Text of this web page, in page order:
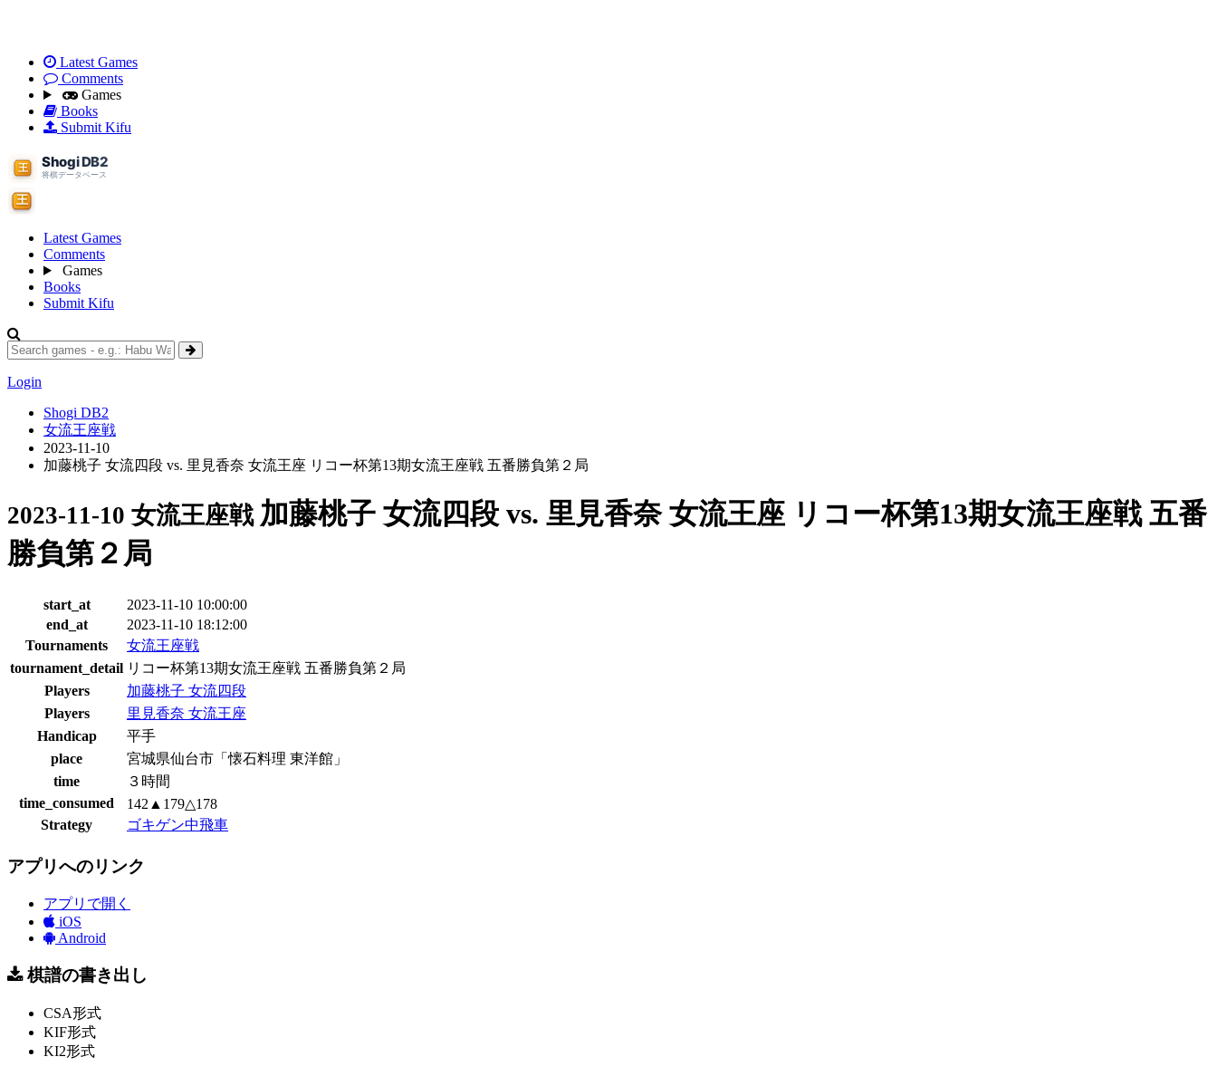
Latest Games
Comments
Games
Books
Submit Kifu
Latest Games
Comments
Games
Books
Submit Kifu
Login
Shogi DB2
女流王座戦
2023-11-10
加藤桃子 女流四段 vs. 里見香奈 女流王座 リコー杯第13期女流王座戦 五番勝負第２局
2023-11-10 女流王座戦 加藤桃子 女流四段 vs. 里見香奈 女流王座 リコー杯第13期女流王座戦 五番
勝負第２局
start_at
2023-11-10 10:00:00
end_at
2023-11-10 18:12:00
Tournaments
女流王座戦
tournament_detail リコー杯第13期女流王座戦 五番勝負第２局
Players
加藤桃子 女流四段
Players
里見香奈 女流王座
Handicap
平手
place
宮城県仙台市「懐石料理 東洋館」
time
３時間
time_consumed
142▲179△178
Strategy
ゴキゲン中飛車
アプリへのリンク
アプリで開く
iOS
Android
棋譜の書き出し
CSA形式
KIF形式
KI2形式